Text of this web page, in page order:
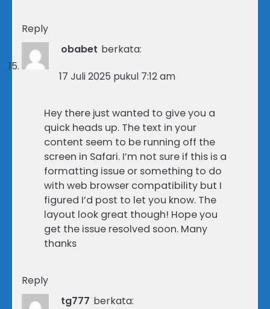
Reply
obabet berkata:
17 Juli 2025 pukul 7:12 am
Hey there just wanted to give you a
quick heads up. The text in your
content seem to be running off the
screen in Safari. I’m not sure if this is a
formatting issue or something to do
with web browser compatibility but I
figured I’d post to let you know. The
layout look great though! Hope you
get the issue resolved soon. Many
thanks
Reply
tg777 berkata: